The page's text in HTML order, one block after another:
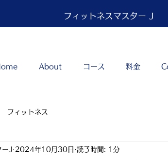
フィットネスマスター J
About コース 料金
フィットネス
ーJ 2024年10月30日 読了時間: 1分